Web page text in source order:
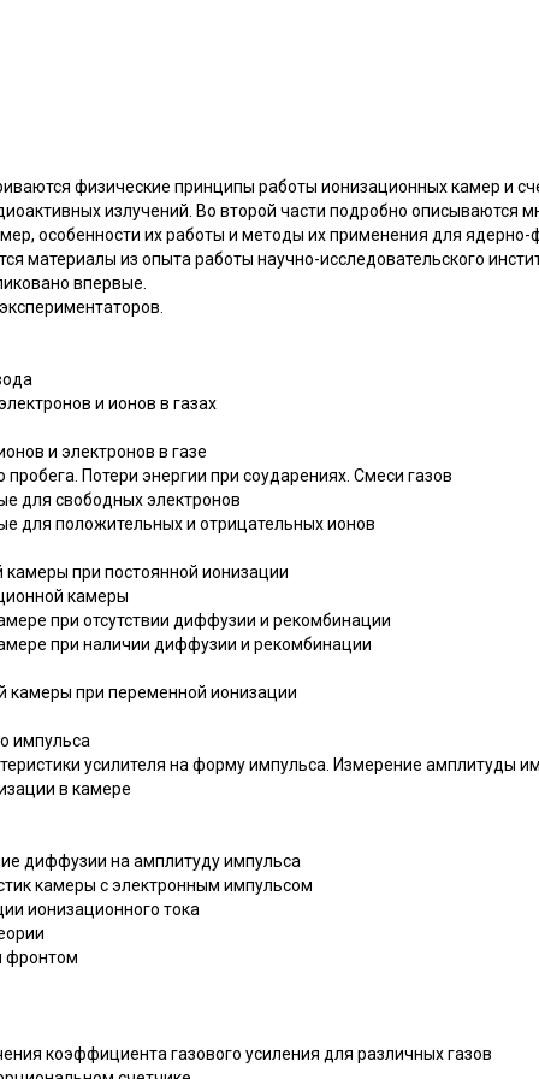
физические принципы работы ионизационных камер и
излучений. Во второй части подробно описываются
особенности их работы и методы их применения для ядерно-
материалы из опыта работы научно-исследовательского
впервые.
и ионов в газах
и электронов в газе
Потери энергии при соударениях. Смеси газов
для свободных электронов
для положительных и отрицательных ионов
камеры при постоянной ионизации
камеры
при отсутствии диффузии и рекомбинации
при наличии диффузии и рекомбинации
камеры при переменной ионизации
импульса
усилителя на форму импульса. Измерение амплитуды
в камере
диффузии на амплитуду импульса
камеры с электронным импульсом
ионизационного тока
фронтом
коэффициента газового усиления для различных газов